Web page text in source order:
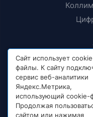
Тесты и
Сайт использует
файлы. К сайту
сервис веб-аналитики
Яндекс.Метрика,
использующий cookie-
Продолжая
сайтом или нажимая